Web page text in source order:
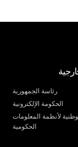
رئاسة الجمهورية
الحكومة الإلكترونية
لأنظمة المعلومات
الحكومية